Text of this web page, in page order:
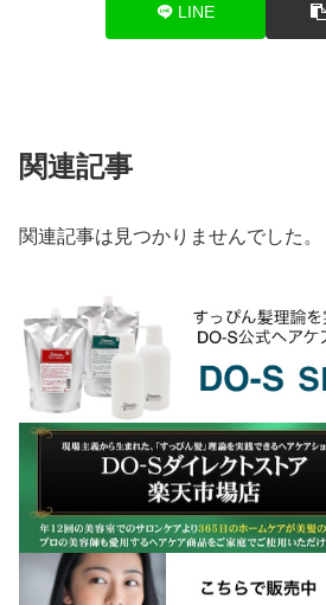
LINE
関連記事
関連記事は見つかりませんでした。